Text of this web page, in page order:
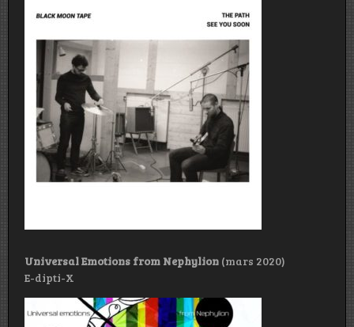
Universal Emotions from Nephylion (mars 2020)
E-dipti-X